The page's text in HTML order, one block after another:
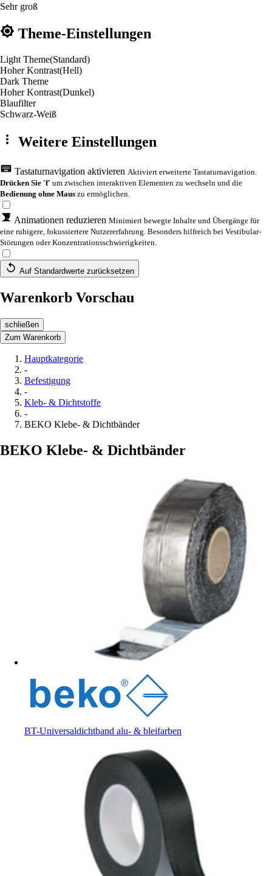
Sehr groß
Theme-Einstellungen
Light Theme(Standard)
Hoher Kontrast(Hell)
Dark Theme
Hoher Kontrast(Dunkel)
Blaufilter
Schwarz-Weiß
Weitere Einstellungen
Tastaturnavigation aktivieren Aktiviert erweiterte Tastaturnavigation.
Drücken Sie 'f' um zwischen interaktiven Elementen zu wechseln und die
Bedienung ohne Maus zu ermöglichen.
Animationen reduzieren Minimiert bewegte Inhalte und Übergänge für
eine ruhigere, fokussiertere Nutzererfahrung. Besonders hilfreich bei Vestibular-
Störungen oder Konzentrationsschwierigkeiten.
Auf Standardwerte zurücksetzen
Warenkorb Vorschau
schließen
Zum Warenkorb
Hauptkategorie
-
Befestigung
-
Kleb- & Dichtstoffe
-
BEKO Klebe- & Dichtbänder
BEKO Klebe- & Dichtbänder
BT-Universaldichtband alu- & bleifarben